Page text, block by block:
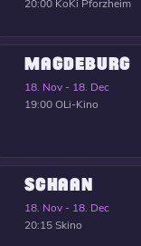
20:00 KoKi Pforzheim
MAGDEBURG
18. Nov - 18. Dec
19:00OLi-Kino
SCHAAN
18. Nov - 18. Dec
20:15Skino